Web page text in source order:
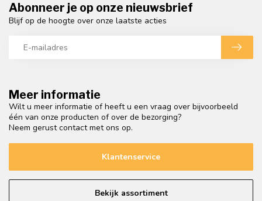
Meer informatie
Wilt u meer informatie of heeft u een vraag over bijvoorbeeld
één van onze producten of over de bezorging?
Neem gerust contact met ons op.
Klantenservice
Bekijk assortiment
Abonneer je op onze nieuwsbrief
Blijf op de hoogte over onze laatste acties